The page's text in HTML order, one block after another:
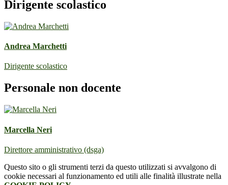
Dirigente scolastico
Andrea Marchetti
Dirigente scolastico
Personale non docente
Marcella Neri
Direttore amministrativo (dsga)
Questo sito o gli strumenti terzi da questo utilizzati si avvalgono di
cookie necessari al funzionamento ed utili alle finalità illustrate nella